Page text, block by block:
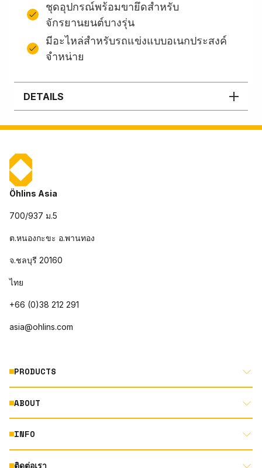
ชุดอุปกรณ์พร้อมขายึดสําหรับ
จักรยานยนต์บางรุ่น
มีอะไหล่สำหรับรถแข่งแบบอเนกประสงค์
จำหน่าย
DETAILS
Öhlins Asia
700/937 ม.5
ต.หนองกะขะ อ.พานทอง
จ.ชลบุรี 20160
ไทย
+66 (0)38 212 291
asia@ohlins.com
PRODUCTS
MOTORCYCLE
AUTOMOTIVE
ABOUT
ABOUT US
RACING
INFO
ติดต่อเรา